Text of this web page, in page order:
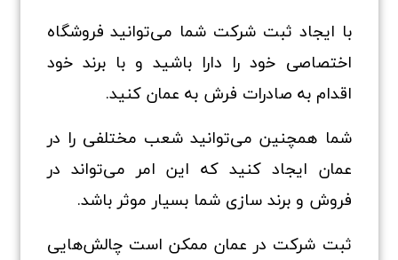
با ایجاد ثبت شرکت شما می‌توانید فروشگاه
اختصاصی خود را دارا باشید و با برند خود
اقدام به صادرات فرش به عمان کنید.
شما همچنین می‌توانید شعب مختلفی را در
عمان ایجاد کنید که این امر می‌تواند در
فروش و برند سازی شما بسیار موثر باشد.
ثبت شرکت در عمان ممکن است چالش‌هایی